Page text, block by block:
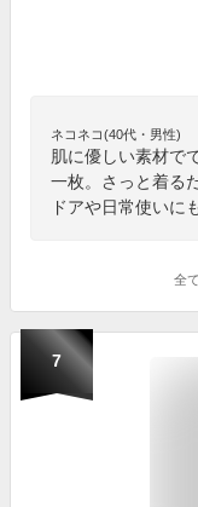
ネコネコ(40代・男性)
肌に優しい素材で
一枚。さっと着る
ドアや日常使いに
全
7